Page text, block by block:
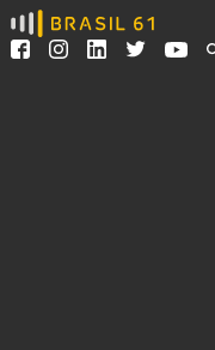
Ver todas as notícias
Podcasts